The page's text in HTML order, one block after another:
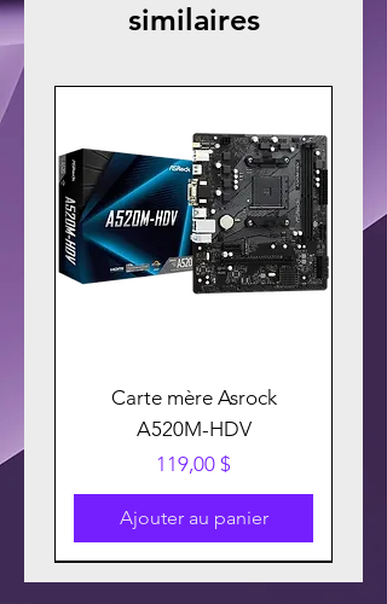
similaires
Carte mère Asrock
A520M-HDV
Prix
119,00 $
Ajouter au panier